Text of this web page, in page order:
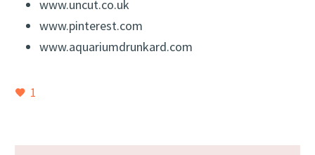
www.uncut.co.uk
www.pinterest.com
www.aquariumdrunkard.com
1